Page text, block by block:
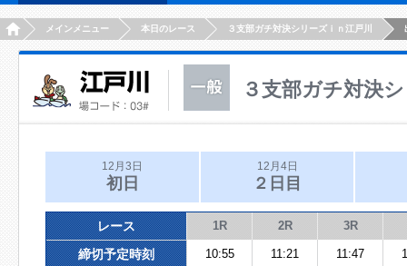
HOMEメインメニュー 本日のレース ３支部ガチ対決シリーズｉｎ江戸川
３支部ガチ対決
12月3日
初日
12月4日
２日目
レース 1R 2R 3R
締切予定時刻 10:55 11:21 11:47